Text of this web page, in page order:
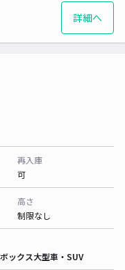
詳細へ
再入庫
可
高さ
制限なし
ックス大型車・SUV